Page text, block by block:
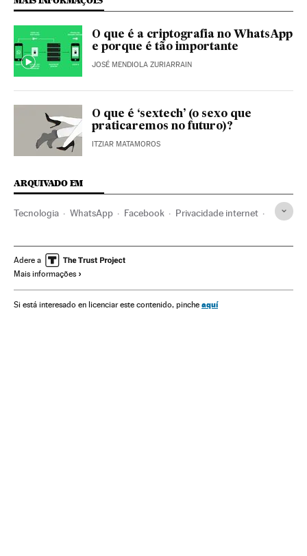
O que é a criptografia no WhatsApp
e porque é tão importante
JOSÉ MENDIOLA ZURIARRAIN
O que é ‘sextech’ (o sexo que
praticaremos no futuro)?
ITZIAR MATAMOROS
ARQUIVADO EM
Tecnologia WhatsApp Facebook Privacidade internet
Brasil Estados Unidos Apps
Adere a
Mais informações
Si está interesado en licenciar este contenido, pinche aquí